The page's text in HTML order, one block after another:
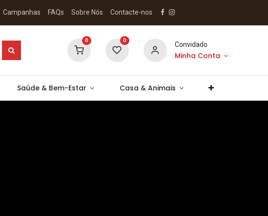
Campanhas FAQs Sobre Nós Contacte-nos
0 0
Convidado
Minha Conta
Saúde & Bem-Estar Casa & Animais